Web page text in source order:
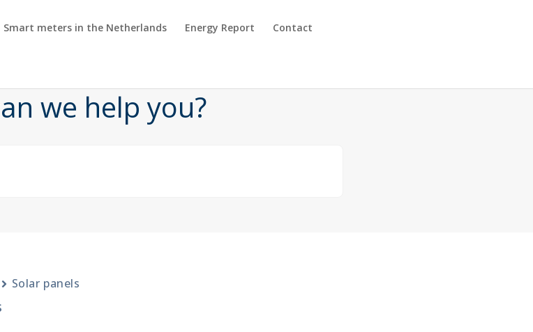
Smart meters in the Netherlands Energy Report Contact
we help you?
Solar panels